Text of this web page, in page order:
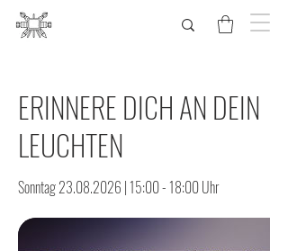
ERINNERE DICH AN DEIN
LEUCHTEN
Sonntag 23.08.2026 | 15:00 - 18:00 Uhr